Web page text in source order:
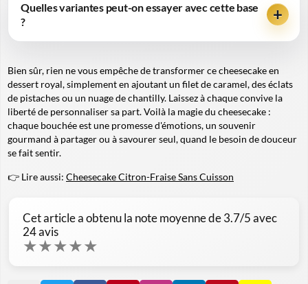
Quelles variantes peut-on essayer avec cette base
?
Bien sûr, rien ne vous empêche de transformer ce cheesecake en
dessert royal, simplement en ajoutant un filet de caramel, des éclats
de pistaches ou un nuage de chantilly. Laissez à chaque convive la
liberté de personnaliser sa part. Voilà la magie du cheesecake :
chaque bouchée est une promesse d'émotions, un souvenir
gourmand à partager ou à savourer seul, quand le besoin de douceur
se fait sentir.
👉 Lire aussi: Cheesecake Citron-Fraise Sans Cuisson
Cet article a obtenu la note moyenne de3.7/5 avec
24avis
★★★★★